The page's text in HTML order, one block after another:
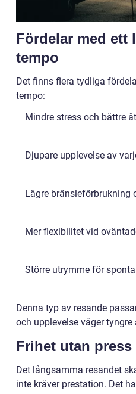
Fördelar med ett
tempo
Det finns flera tydliga
tempo:
Mindre stress och bättre
Djupare upplevelse av
Lägre bränsleförbrukning
Mer flexibilitet vid
Större utrymme för
Denna typ av resande
och upplevelse väger tyngre
Frihet utan press
Det långsamma resandet
inte kräver prestation. Det